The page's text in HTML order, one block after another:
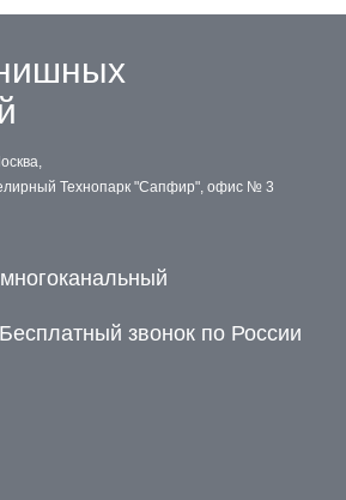
Технопарк "Сапфир", офис № 3
звонок по России